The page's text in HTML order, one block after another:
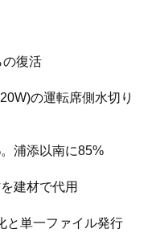
の復活
の運転席側水切り
浦添以南に85%
建材で代用
と単一ファイル発行